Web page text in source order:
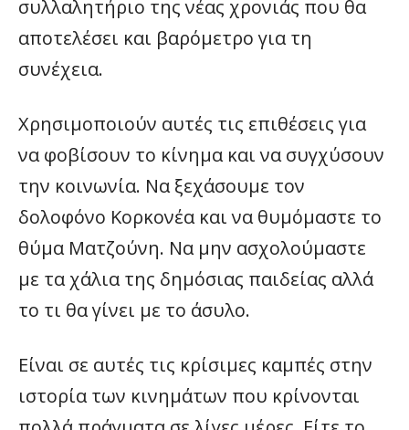
συλλαλητήριο της νέας χρονιάς που θα
αποτελέσει και βαρόμετρο για τη
συνέχεια.
Χρησιμοποιούν αυτές τις επιθέσεις για
να φοβίσουν το κίνημα και να συγχύσουν
την κοινωνία. Να ξεχάσουμε τον
δολοφόνο Κορκονέα και να θυμόμαστε το
θύμα Ματζούνη. Να μην ασχολούμαστε
με τα χάλια της δημόσιας παιδείας αλλά
το τι θα γίνει με το άσυλο.
Είναι σε αυτές τις κρίσιμες καμπές στην
ιστορία των κινημάτων που κρίνονται